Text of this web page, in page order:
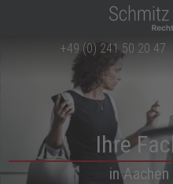
+49 (0) 241 50 20 47
Navigation
Startseite
Kanzlei
Rechtsgebiete
Anwälte
Ihre
in